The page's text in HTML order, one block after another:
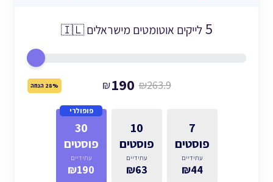
5 לייקים אוטומטים מישראלים 🇮🇱
₪190 ₪263.9 28% הנחה
7
פוסטים
עתידיים
₪44
10
פוסטים
עתידיים
₪63
30
פוסטים
עתידיים
₪190
פופולרי